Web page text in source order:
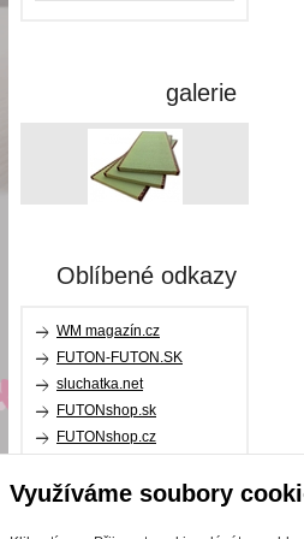
galerie
Oblíbené odkazy
WM magazín.cz
FUTON-FUTON.SK
sluchatka.net
FUTONshop.sk
FUTONshop.cz
karupdesign.com
Využíváme soubory